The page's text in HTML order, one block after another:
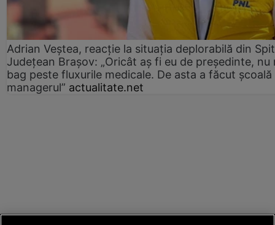
Adrian Veștea, reacție la situația deplorabilă din
Județean Brașov: „Oricât aș fi eu de președinte, nu
bag peste fluxurile medicale. De asta a făcut școală
managerul” actualitate.net